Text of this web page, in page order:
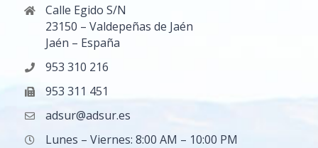
Calle Egido S/N
23150 – Valdepeñas de Jaén
Jaén – España
953 310 216
953 311 451
adsur@adsur.es
Lunes – Viernes: 8:00 AM – 10:00 PM